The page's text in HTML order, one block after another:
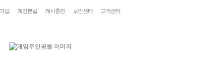
입 계정분실 캐시충전 보안센터 고객센터